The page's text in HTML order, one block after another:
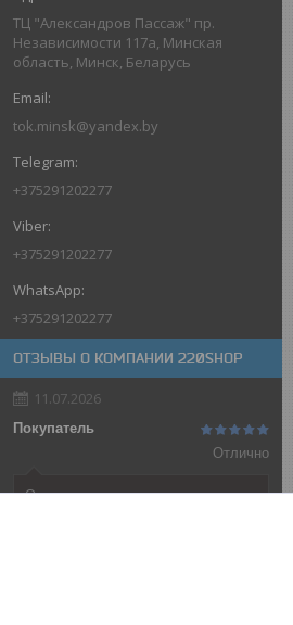
ТЦ "Александров Пассаж" пр.
Независимости 117а, Минская
область, Минск, Беларусь
tok.minsk@yandex.by
+375291202277
+375291202277
+375291202277
ОТЗЫВЫ О КОМПАНИИ 220SHOP
11.07.2026
Покупатель
Отлично
Оригинальные товары автоматов